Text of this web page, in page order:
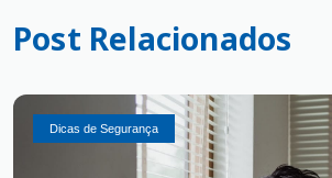
Post Relacionados
Dicas de Segurança